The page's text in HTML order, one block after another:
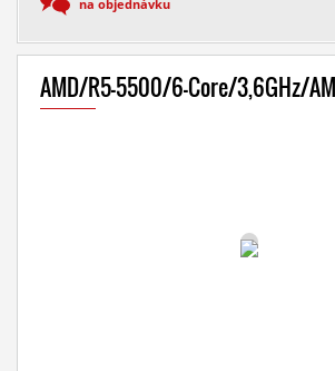
na objednávku
AMD/R5-5500/6-Core/3,6GHz/